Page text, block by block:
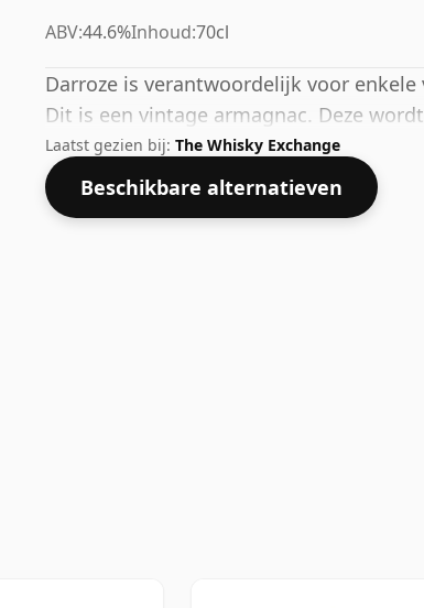
ABV:44.6%Inhoud:70cl
Darroze is verantwoordelijk voor
Dit is een vintage armagnac. Deze
Laatst gezien bij: The Whisky Exchange
Beschikbare alternatieven